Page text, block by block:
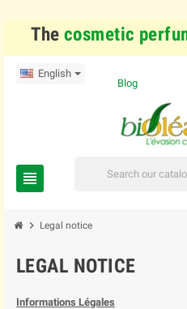
The cosmetic
English
Blog
view_headline
chevron_right Legal notice
LEGAL NOTICE
Informations Légales